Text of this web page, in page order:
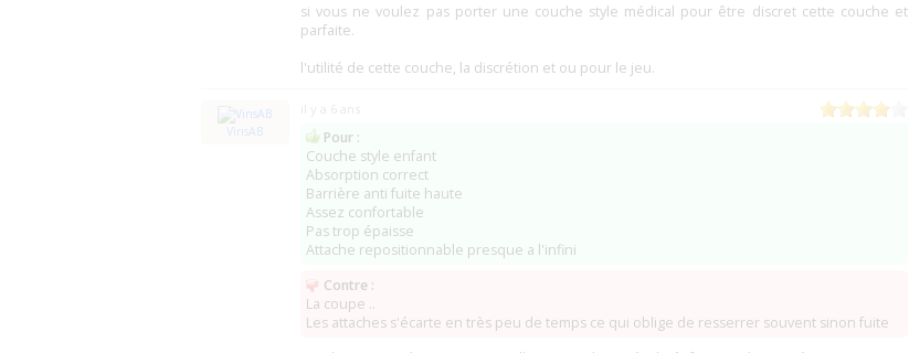
si vous ne voulez pas porter une couche style médical pour être discret cette couche et
parfaite.
l'utilité de cette couche, la discrétion et ou pour le jeu.
VinsAB
Pour :
Couche style enfant
Absorption correct
Barrière anti fuite haute
Assez confortable
Pas trop épaisse
Attache repositionnable presque a l'infini
Contre :
La coupe ..
Les attaches s'écarte en très peu de temps ce qui oblige de resserrer souvent sinon fuite